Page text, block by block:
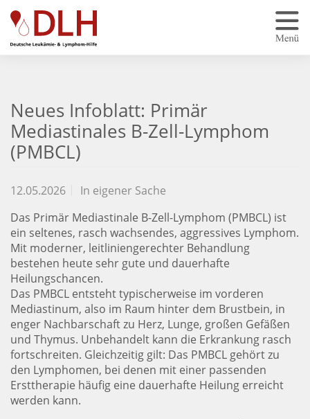
Zum Hauptinhalt springen
Neues Infoblatt: Primär
Mediastinales B-Zell-Lymphom
(PMBCL)
12.05.2026
In eigener Sache
Das Primär Mediastinale B-Zell-Lymphom (PMBCL) ist
ein seltenes, rasch wachsendes, aggressives Lymphom.
Mit moderner, leitliniengerechter Behandlung
bestehen heute sehr gute und dauerhafte
Heilungschancen.
Das PMBCL entsteht typischerweise im vorderen
Mediastinum, also im Raum hinter dem Brustbein, in
enger Nachbarschaft zu Herz, Lunge, großen Gefäßen
und Thymus. Unbehandelt kann die Erkrankung rasch
fortschreiten. Gleichzeitig gilt: Das PMBCL gehört zu
den Lymphomen, bei denen mit einer passenden
Ersttherapie häufig eine dauerhafte Heilung erreicht
werden kann.